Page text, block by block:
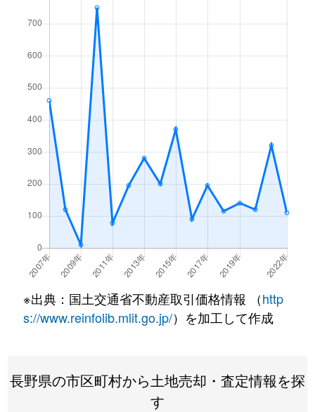
※出典：国土交通省不動産取引価格情報 （http
s://www.reinfolib.mlit.go.jp/）を加工して作成
長野県の市区町村から土地売却・査定情報を探
す